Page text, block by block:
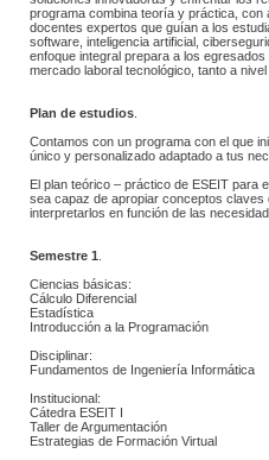
programa combina teoría y práctica,
docentes expertos que guían a los
software, inteligencia artificial,
enfoque integral prepara a los
mercado laboral tecnológico, tanto a
Plan de estudios
Contamos con un programa con el que
único y personalizado adaptado a tus
El plan teórico – práctico de ESEIT para
sea capaz de apropiar conceptos claves
interpretarlos en función de las
Semestre 1
Ciencias básicas:
Cálculo Diferencial
Estadística
Introducción a la Programación
Disciplinar:
Fundamentos de Ingeniería Informática
Institucional:
Cátedra ESEIT I
Taller de Argumentación
Estrategias de Formación Virtual